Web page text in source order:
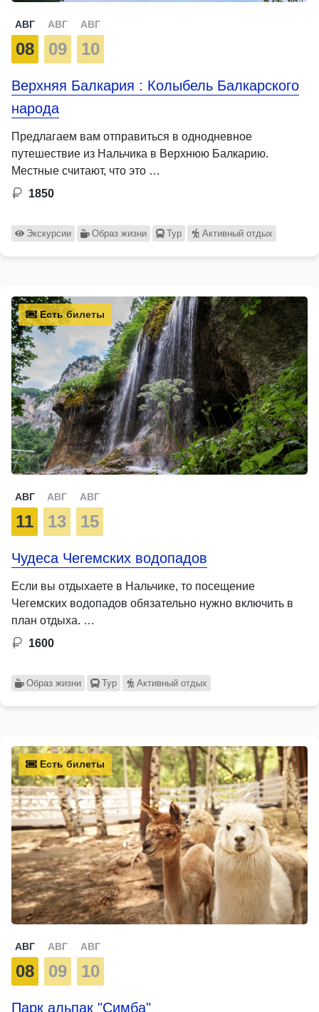
АВГ
08
АВГ
09
АВГ
10
Верхняя Балкария : Колыбель Балкарского
народа
Предлагаем вам отправиться в однодневное
путешествие из Нальчика в Верхнюю Балкарию.
Местные считают, что это …
1850
Экскурсии Образ жизни Тур Активный отдых
Есть билеты
АВГ
11
АВГ
13
АВГ
15
Чудеса Чегемских водопадов
Если вы отдыхаете в Нальчике, то посещение
Чегемских водопадов обязательно нужно включить в
план отдыха. …
1600
Образ жизни Тур Активный отдых
Есть билеты
АВГ
08
АВГ
09
АВГ
10
Парк альпак "Симба"